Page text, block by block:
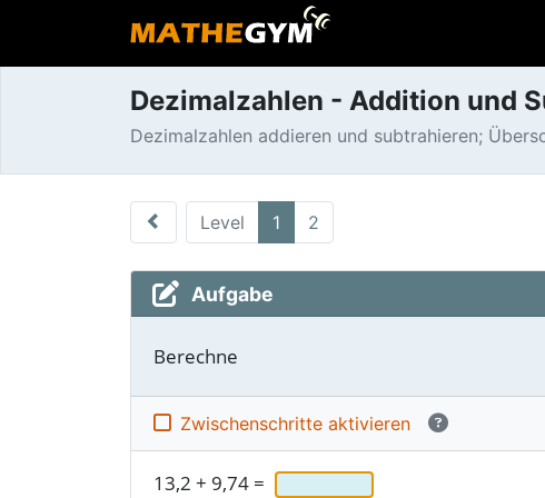
Dezimalzahlen - Addition und
Dezimalzahlen addieren und subtrahieren;
Level 1 2
Aufgabe
Berechne
Zwischen­schritte aktivieren
13,2 + 9,74 =